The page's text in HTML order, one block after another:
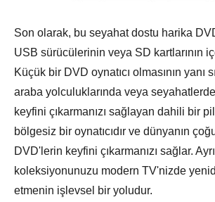
Son olarak, bu seyahat dostu harika
USB sürücülerinin veya SD kartlarının
Küçük bir DVD oynatıcı olmasının yanı
araba yolculuklarında veya
keyfini çıkarmanızı sağlayan dahili bir
bölgesiz bir oynatıcıdır ve dünyanın
DVD'lerin keyfini çıkarmanızı sağlar.
koleksiyonunuzu modern TV'nizde
etmenin işlevsel bir yoludur.